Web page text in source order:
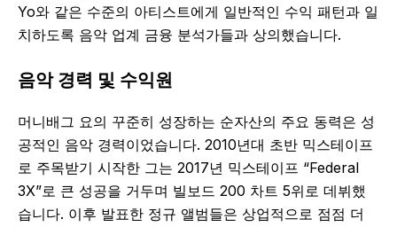
Yo와 같은 수준의 아티스트에게 일반적인 수익 패턴과 일
치하도록 음악 업계 금융 분석가들과 상의했습니다.
음악 경력 및 수익원
머니배그 요의 꾸준히 성장하는 순자산의 주요 동력은 성
공적인 음악 경력이었습니다. 2010년대 초반 믹스테이프
로 주목받기 시작한 그는 2017년 믹스테이프 “Federal
3X”로 큰 성공을 거두며 빌보드 200 차트 5위로 데뷔했
습니다. 이후 발표한 정규 앨범들은 상업적으로 점점 더